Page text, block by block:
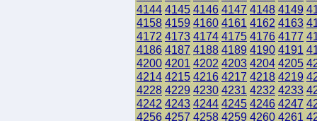
4144 4145 4146 4147 4148 4149
4158 4159 4160 4161 4162 4163
4172 4173 4174 4175 4176 4177
4186 4187 4188 4189 4190 4191
4200 4201 4202 4203 4204 4205
4214 4215 4216 4217 4218 4219
4228 4229 4230 4231 4232 4233
4242 4243 4244 4245 4246 4247
4256 4257 4258 4259 4260 4261